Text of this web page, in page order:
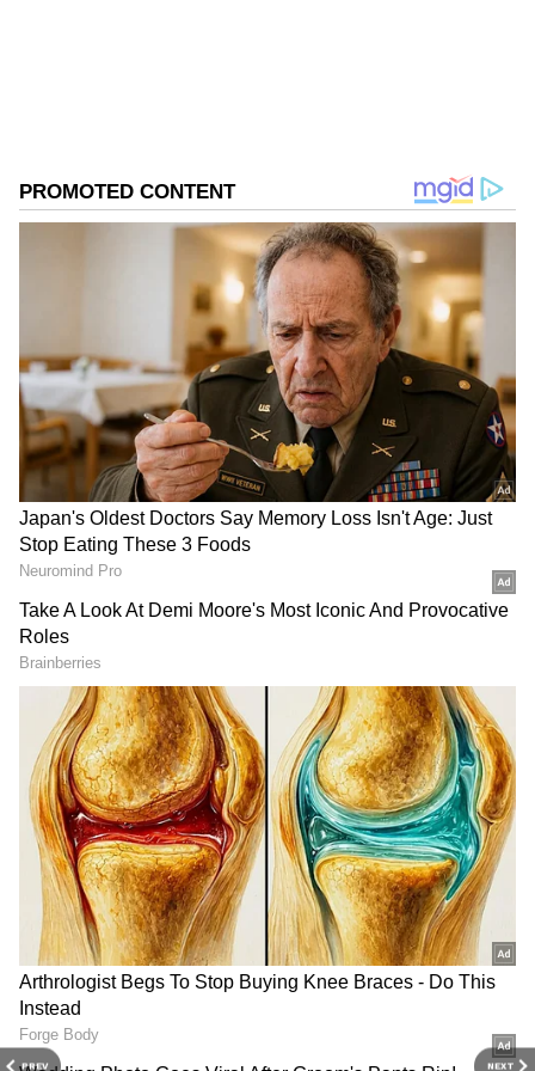
PREV NEXT
அவற்றில் ஒன்றாகும். உங்கள் வீட்டில்
இதுபோன்று இருந்தால், பின்வரும் எளிய
குறிப்புகளைக் கொண்டு அதன்
விளைவுகளை நீங்கள் குறைக்கலாம்.
சமையலறையும்
குளியலறையும் அருகருகே
இருக்கக் கூடாது
வாஸ்து சாஸ்திரத்தின்படி, ஒரு வீட்டில்
சமையலறையும் குளியலறையும் அருகருகே
அமையுமாறு கட்டப்படக்கூடாது. இது
எதிர்மறை ஆற்றலின் தாக்கத்தை
அதிகரிக்கக்கூடும். வீடு ஏற்கனவே
கட்டப்பட்டிருந்தால், குளியலறையைப்
எப்போதும் மூடிவிடவும். இவ்வாறு
செய்வதன் மூலம், குளியலறையின்
எதிர்மறை ஆற்றல் சமையலறைக்குப்
பரவுவதைத் தடுக்கலாம்.
ஏசியாநெட் தமிழ்-ஐ உங்கள் முதன்மைத்
தேர்வாக்குங்கள்